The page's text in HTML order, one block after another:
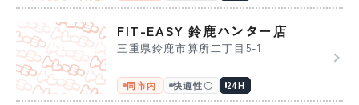
FIT-EASY 鈴鹿ハンター店
三重県鈴鹿市算所二丁目5-1
同市内 快適性〇 24H